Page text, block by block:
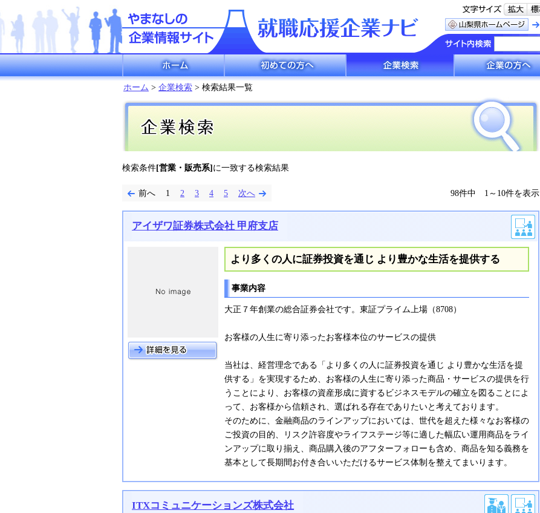
ホーム 初めての方へ 企業の方へ
ホーム > 企業検索 > 検索結果一覧
検索条件[営業・販売系]に一致する検索結果
前へ 1 2 3 4 5 次へ 98件中 1～10件を表示
アイザワ証券株式会社 甲府支店
より多くの人に証券投資を通じ より豊かな生活を提供する
事業内容
大正７年創業の総合証券会社です。東証プライム上場（8708）
お客様の人生に寄り添ったお客様本位のサービスの提供
当社は、経営理念である「より多くの人に証券投資を通じ より豊かな生活を提
供する」を実現するため、お客様の人生に寄り添った商品・サービスの提供を行
うことにより、お客様の資産形成に資するビジネスモデルの確立を図ることによ
って、お客様から信頼され、選ばれる存在でありたいと考えております。
そのために、金融商品のラインアップにおいては、世代を超えた様々なお客様の
ご投資の目的、リスク許容度やライフステージ等に適した幅広い運用商品をライ
ンアップに取り揃え、商品購入後のアフターフォローも含め、商品を知る義務を
基本として長期間お付き合いいただけるサービス体制を整えてまいります。
ITXコミュニケーションズ株式会社